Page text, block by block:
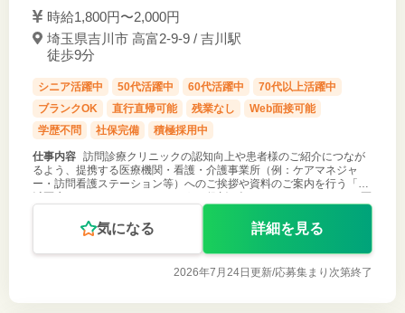
時給1,800円〜2,000円
埼玉県吉川市 高富2-9-9 / 吉川駅
徒歩9分
シニア活躍中 50代活躍中 60代活躍中
70代以上活躍中
ブランクOK
直行直帰可能 残業なし
Web面接可能
学歴不問
社保完備 積極採用中
仕事内容 訪問診療クリニックの認知向上や患者様のご紹介につなが
るよう、提携する医療機関・看護・介護事業所（例：ケアマネジャ
ー・訪問看護ステーション等）へのご挨拶や資料のご案内を行う「地
気になる 詳細を見る
2026年7月24日更新/応募集まり次第終了